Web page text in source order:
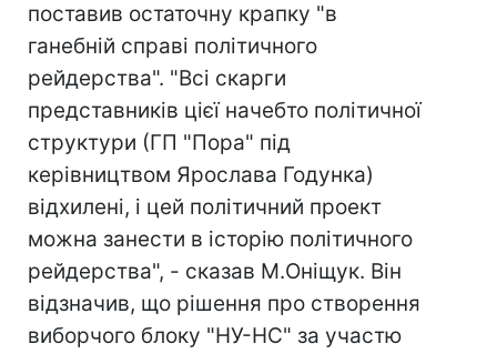
поставив остаточну крапку "в
ганебній справі політичного
рейдерства". "Всі скарги
представників цієї начебто політичної
структури (ГП "Пора" під
керівництвом Ярослава Годунка)
відхилені, і цей політичний проект
можна занести в історію політичного
рейдерства", - сказав М.Оніщук. Він
відзначив, що рішення про створення
виборчого блоку "НУ-НС" за участю